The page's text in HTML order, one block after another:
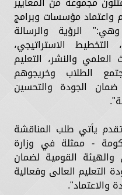
واعتماد مؤسسات وبرامج
الرؤية والرسالة
التخطيط الاستراتيجي،
العلمي والنشر، التعليم
الطلاب وخريجوهم
ضمان الجودة والتحسين
يأتي طلب المناقشة
- ممثلة في وزارة
والهيئة القومية لضمان
التعليم العالى وفعالية
والاعتماد".